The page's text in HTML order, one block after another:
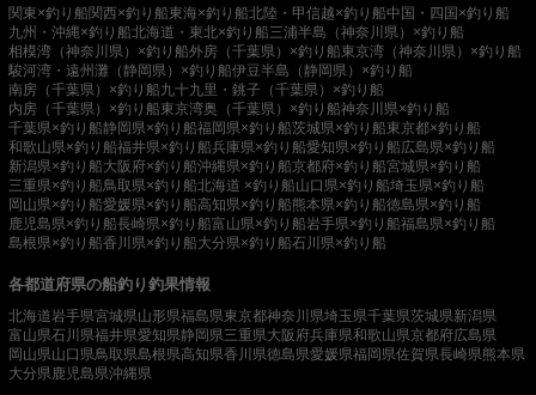
関東×釣り船関西×釣り船東海×釣り船北陸・甲信越×釣り船中国・四国×釣り船
九州・沖縄×釣り船北海道・東北×釣り船三浦半島（神奈川県）×釣り船
相模湾（神奈川県）×釣り船外房（千葉県）×釣り船東京湾（神奈川県）×釣り船
駿河湾・遠州灘（静岡県）×釣り船伊豆半島（静岡県）×釣り船
南房（千葉県）×釣り船九十九里・銚子（千葉県）×釣り船
内房（千葉県）×釣り船東京湾奥（千葉県）×釣り船神奈川県×釣り船
千葉県×釣り船静岡県×釣り船福岡県×釣り船茨城県×釣り船東京都×釣り船
和歌山県×釣り船福井県×釣り船兵庫県×釣り船愛知県×釣り船広島県×釣り船
新潟県×釣り船大阪府×釣り船沖縄県×釣り船京都府×釣り船宮城県×釣り船
三重県×釣り船鳥取県×釣り船北海道 ×釣り船山口県×釣り船埼玉県×釣り船
岡山県×釣り船愛媛県×釣り船高知県×釣り船熊本県×釣り船徳島県×釣り船
鹿児島県×釣り船長崎県×釣り船富山県×釣り船岩手県×釣り船福島県×釣り船
島根県×釣り船香川県×釣り船大分県×釣り船石川県×釣り船
各都道府県の船釣り釣果情報
北海道岩手県宮城県山形県福島県東京都神奈川県埼玉県千葉県茨城県新潟県
富山県石川県福井県愛知県静岡県三重県大阪府兵庫県和歌山県京都府広島県
岡山県山口県鳥取県島根県高知県香川県徳島県愛媛県福岡県佐賀県長崎県熊本県
大分県 鹿児島県沖縄県